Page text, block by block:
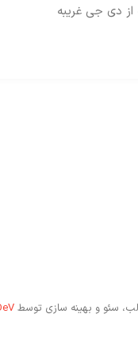
از دی جی غریبه
سئو و بهینه سازی توسط